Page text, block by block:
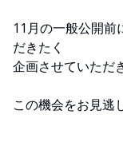
11月の一般公開前
だきたく
企画させていただ
この機会をお見逃